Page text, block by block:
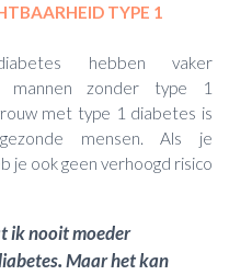
TYPE 1
hebben vaker
mannen zonder type 1
met type 1 diabetes is
mensen. Als je
je ook geen verhoogd risico
ik nooit moeder
.Maar het kan